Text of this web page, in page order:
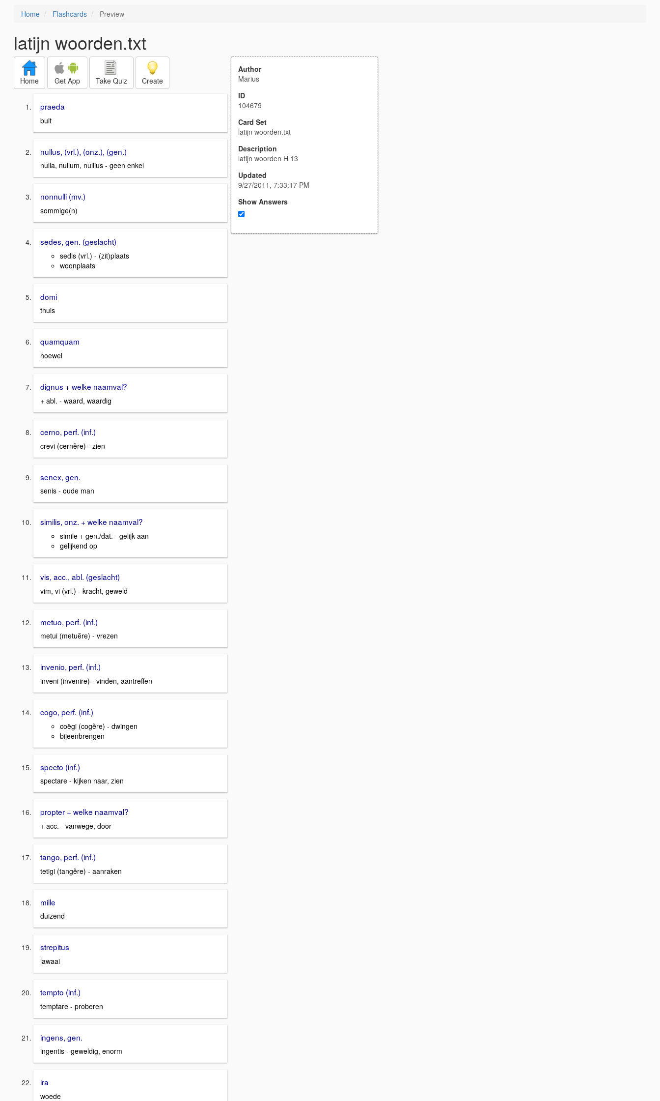
Home Flashcards Preview
latijn woorden.txt
Home Get App Take Quiz Create
praeda
buit
nullus, (vrl.), (onz.), (gen.)
nulla, nullum, nullius - geen enkel
nonnulli (mv.)
sommige(n)
sedes, gen. (geslacht)
sedis (vrl.) - (zit)plaats
woonplaats
domi
thuis
quamquam
hoewel
dignus + welke naamval?
+ abl. - waard, waardig
cerno, perf. (inf.)
crevi (cernĕre) - zien
senex, gen.
senis - oude man
similis, onz. + welke naamval?
simile + gen./dat. - gelijk aan
gelijkend op
vis, acc., abl. (geslacht)
vim, vi (vrl.) - kracht, geweld
metuo, perf. (inf.)
metui (metuĕre) - vrezen
invenio, perf. (inf.)
inveni (invenire) - vinden, aantreffen
cogo, perf. (inf.)
coëgi (cogĕre) - dwingen
bijeenbrengen
specto (inf.)
spectare - kijken naar, zien
propter + welke naamval?
+ acc. - vanwege, door
tango, perf. (inf.)
tetigi (tangĕre) - aanraken
mille
duizend
strepitus
lawaai
tempto (inf.)
temptare - proberen
ingens, gen.
ingentis - geweldig, enorm
ira
woede
Author
Marius
ID
104679
Card Set
latijn woorden.txt
Description
latijn woorden H 13
Updated
9/27/2011, 7:33:17 PM
Show Answers